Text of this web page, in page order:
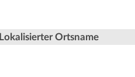
Lokalisierter Ortsname